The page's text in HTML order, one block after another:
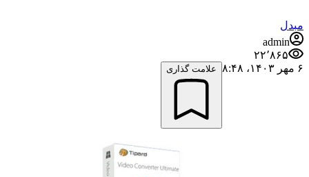
مبدل
admin
۲۲٬۸۶۵
۶ مهر ۱۴۰۳،‏ ۸:۴۸
علامت گذاری